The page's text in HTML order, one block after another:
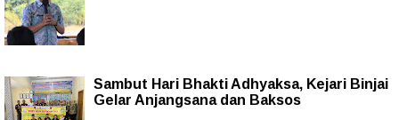
Sambut Hari Bhakti Adhyaksa, Kejari Binjai
Gelar Anjangsana dan Baksos